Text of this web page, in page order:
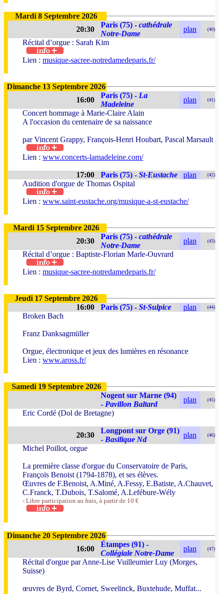
Mardi 8 Septembre 2026
20:30
Paris (75) - cathédrale
Notre-Dame
plan (40)
Récital d’orgue : Sarah Kim
Lien : musique-sacree-notredamedeparis.fr/
Dimanche 13 Septembre 2026
16:00
Paris (75) - La
Madeleine
plan (41)
Concert hommage à Marie-Claire Alain
A l'occasion du centenaire de sa naissance
par Vincent Grappy, François-Henri Houbart, Pascal Marsault
Lien : www.concerts-lamadeleine.com/
17:00 Paris (75) - St-Eustache plan (42)
Audition d'orgue de Thomas Ospital
Lien : www.saint-eustache.org/musique-a-st-eustache/
Mardi 15 Septembre 2026
20:30
Paris (75) - cathédrale
Notre-Dame
plan (43)
Récital d’orgue : Baptiste-Florian Marle-Ouvrard
Lien : musique-sacree-notredamedeparis.fr/
Jeudi 17 Septembre 2026
16:00
Paris (75) - St-Sulpice plan (44)
Broken Bach
Franz Danksagmüller
Orgue, électronique et jeux des lumières en résonance
Lien : www.aross.fr/
Samedi 19 Septembre 2026
Nogent sur Marne (94)
- Pavillon Baltard
plan (45)
Eric Cordé (Dol de Bretagne)
20:30
Longpont sur Orge (91)
- Basilique Nd
plan (46)
Michel Poillot, orgue
La première classe d'orgue du Conservatoire de Paris,
François Benoist (1794-1878), et ses élèves.
Œuvres de F.Benoist, A.Miné, A.Fessy, E.Batiste, A.Chauvet,
C.Franck, T.Dubois, T.Salomé, A.Lefébure-Wély
- Libre participation au frais, à partir de 10 €
Dimanche 20 Septembre 2026
16:00
Étampes (91) -
Collégiale Notre-Dame
plan (47)
Récital d'orgue par Anne-Lise Vuilleumier Luy (Morges,
Suisse)
œuvres de Byrd, Cornet, Sweelinck, Buxtehude, Muffat...